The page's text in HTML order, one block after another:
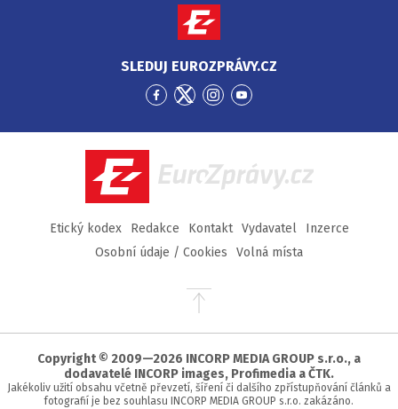
SLEDUJ EUROZPRÁVY.CZ
Přejít
Facebook
Přejít
Twitter
Přejít
Instagram
Přejít
YouTube
EuroZprávy.cz
Etický kodex Redakce Kontakt Vydavatel
Inzerce
Osobní údaje / Cookies
Volná místa
Přejít
stránky
Copyright © 2009—2026 INCORP MEDIA GROUP s.r.o., a
dodavatelé INCORP images, Profimedia a ČTK.
Jakékoliv užití obsahu včetně převzetí, šíření či dalšího zpřístupňování článků a
fotografií je bez souhlasu INCORP MEDIA GROUP s.r.o. zakázáno.